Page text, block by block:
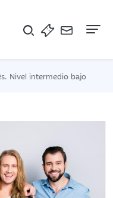
Nivel intermedio bajo